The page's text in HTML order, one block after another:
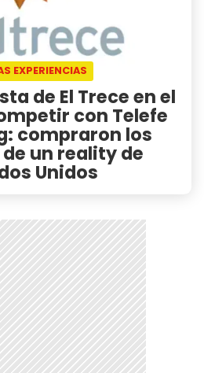
EXPERIENCIAS
de El Trece en el
con Telefe
compraron los
un reality de
Unidos